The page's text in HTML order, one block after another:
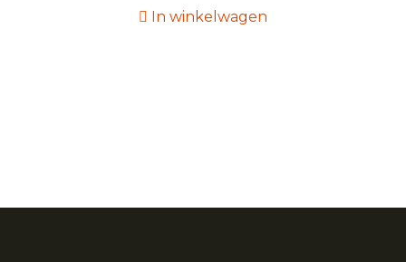
In winkelwagen